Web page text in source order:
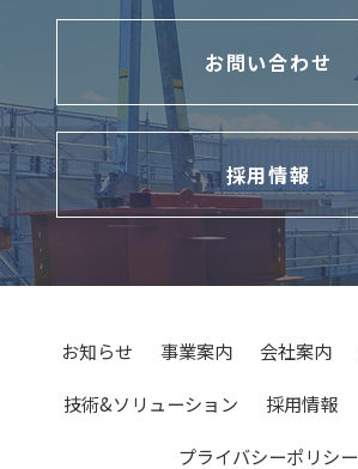
お問い合わせ
採用情報
お知らせ 事業案内 会社案内
技術&ソリューション 採用情報
プライバシーポリシー